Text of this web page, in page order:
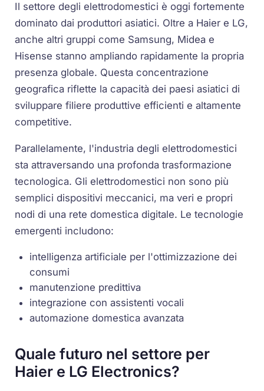
Il settore degli elettrodomestici è oggi fortemente
dominato dai produttori asiatici. Oltre a Haier e LG,
anche altri gruppi come Samsung, Midea e
Hisense stanno ampliando rapidamente la propria
presenza globale. Questa concentrazione
geografica riflette la capacità dei paesi asiatici di
sviluppare filiere produttive efficienti e altamente
competitive.
Parallelamente, l'industria degli elettrodomestici
sta attraversando una profonda trasformazione
tecnologica. Gli elettrodomestici non sono più
semplici dispositivi meccanici, ma veri e propri
nodi di una rete domestica digitale. Le tecnologie
emergenti includono:
intelligenza artificiale per l'ottimizzazione dei
consumi
manutenzione predittiva
integrazione con assistenti vocali
automazione domestica avanzata
Quale futuro nel settore per
Haier e LG Electronics?